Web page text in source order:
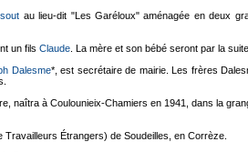
au lieu-dit "Les Garéloux" aménagée en deux
un fils Claude . La mère et son bébé seront par la
Dalesme*, est secrétaire de mairie. Les frères
naîtra à Coulounieix-Chamiers en 1941, dans la
Étrangers) de Soudeilles, en Corrèze.